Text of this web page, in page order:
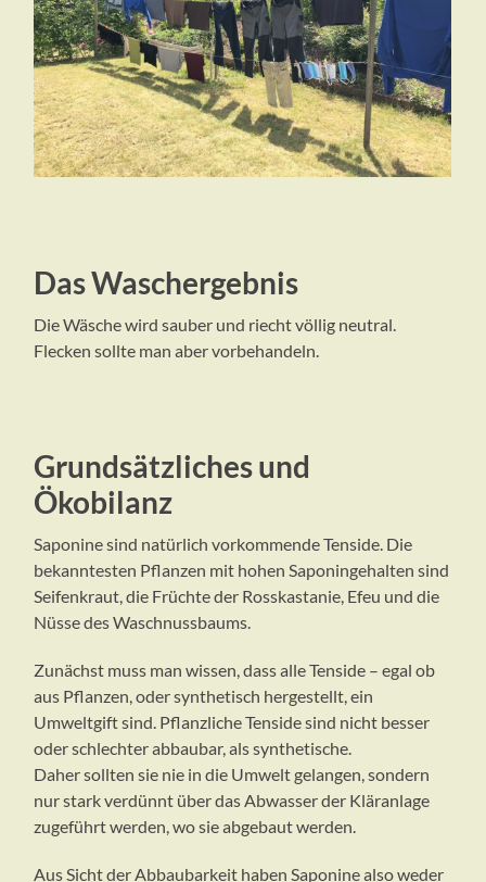
Das Waschergebnis
Die Wäsche wird sauber und riecht völlig neutral.
Flecken sollte man aber vorbehandeln.
Grundsätzliches und
Ökobilanz
Saponine sind natürlich vorkommende Tenside. Die
bekanntesten Pflanzen mit hohen Saponingehalten sind
Seifenkraut, die Früchte der Rosskastanie, Efeu und die
Nüsse des Waschnussbaums.
Zunächst muss man wissen, dass alle Tenside – egal ob
aus Pflanzen, oder synthetisch hergestellt, ein
Umweltgift sind. Pflanzliche Tenside sind nicht besser
oder schlechter abbaubar, als synthetische.
Daher sollten sie nie in die Umwelt gelangen, sondern
nur stark verdünnt über das Abwasser der Kläranlage
zugeführt werden, wo sie abgebaut werden.
Aus Sicht der Abbaubarkeit haben Saponine also weder